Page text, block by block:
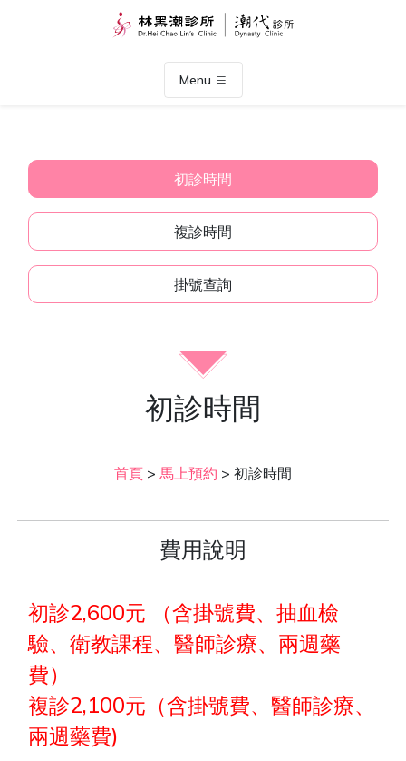
Menu
初診時間
複診時間
掛號查詢
初診時間
首頁 > 馬上預約 > 初診時間
費用說明
初診2,600元 （含掛號費、抽血檢
驗、衛教課程、醫師診療、兩週藥
費）
複診2,100元（含掛號費、醫師診療、
兩週藥費)